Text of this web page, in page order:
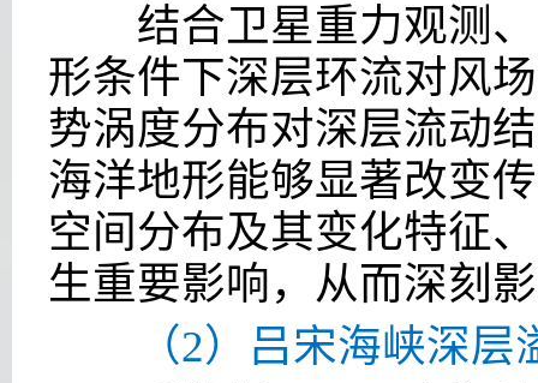
结合卫星重力观测、
形条件下深层环流对风
势涡度分布对深层流动
海洋地形能够显著改变
空间分布及其变化特征
生重要影响，从而深刻
（2）吕宋海峡深层